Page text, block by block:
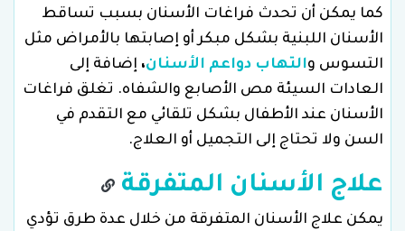
كما يمكن أن تحدث فراغات الأسنان بسبب تساقط
الأسنان اللبنية بشكل مبكر أو إصابتها بالأمراض مثل
التسوس والتهاب دواعم الأسنان، إضافة إلى
العادات السيئة مص الأصابع والشفاه. تغلق فراغات
الأسنان عند الأطفال بشكل تلقائي مع التقدم في
السن ولا تحتاج إلى التجميل أو العلاج.
علاج الأسنان المتفرقة
يمكن علاج الأسنان المتفرقة من خلال عدة طرق تؤدي